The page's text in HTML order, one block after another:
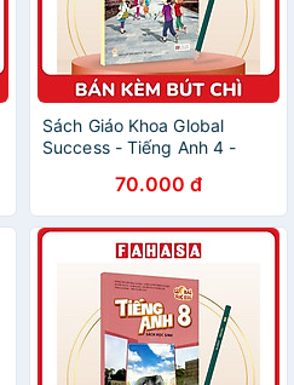
Sách Giáo Khoa Global
Success - Tiếng Anh 4 -
70.000 đ